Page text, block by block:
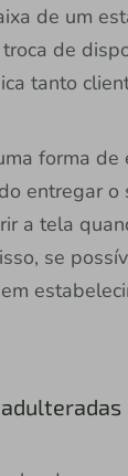
de um
de
tanto
forma de
entregar o
a tela
se